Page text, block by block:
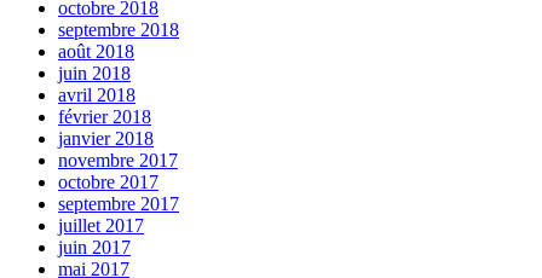
octobre 2018
septembre 2018
août 2018
juin 2018
avril 2018
février 2018
janvier 2018
novembre 2017
octobre 2017
septembre 2017
juillet 2017
juin 2017
mai 2017